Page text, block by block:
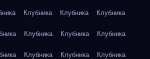
Клубника Клубника Клубника
Клубника Клубника Клубника
Клубника Клубника Клубника